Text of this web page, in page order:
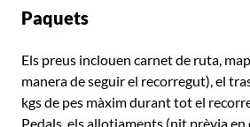
Paquets
Els preus inclouen carnet de ruta,
manera de seguir el recorregut), el
kgs de pes màxim durant tot el
Pedals, els allotjaments (nit prèvia